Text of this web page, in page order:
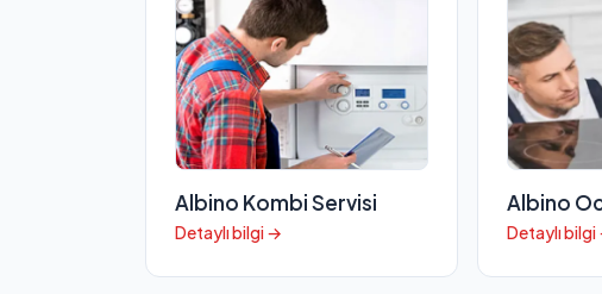
Albino Kombi Servisi
Detaylı bilgi →
Albino
Detaylı